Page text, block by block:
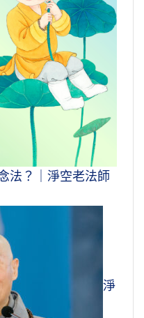
法？｜淨空老法師
淨